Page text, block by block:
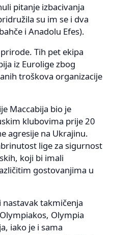
pitanje izbacivanja
su im se i dva
i Anadolu Efes).
Tih pet ekipa
iz Eurolige zbog
troškova organizacije
Maccabija bio je
klubovima prije 20
agresije na Ukrajinu.
lige za sigurnost
koji bi imali
gostovanjima u
nastavak takmičenja
Olympia
iako je i sama